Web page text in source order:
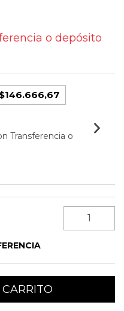
o depósito
$146.666,67
Transferencia o